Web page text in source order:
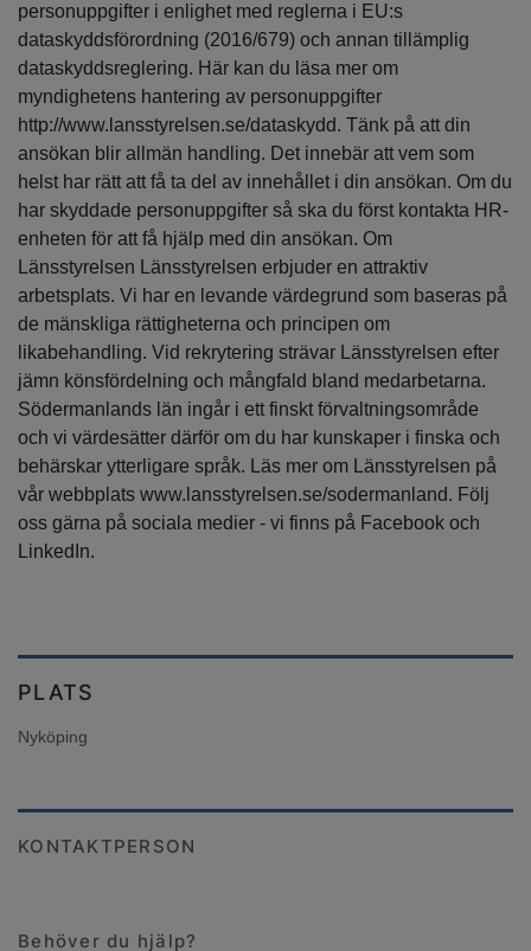
personuppgifter i enlighet med reglerna i EU:s
dataskyddsförordning (2016/679) och annan tillämplig
dataskyddsreglering. Här kan du läsa mer om
myndighetens hantering av personuppgifter
http://www.lansstyrelsen.se/dataskydd. Tänk på att din
ansökan blir allmän handling. Det innebär att vem som
helst har rätt att få ta del av innehållet i din ansökan. Om du
har skyddade personuppgifter så ska du först kontakta HR-
enheten för att få hjälp med din ansökan. Om
Länsstyrelsen Länsstyrelsen erbjuder en attraktiv
arbetsplats. Vi har en levande värdegrund som baseras på
de mänskliga rättigheterna och principen om
likabehandling. Vid rekrytering strävar Länsstyrelsen efter
jämn könsfördelning och mångfald bland medarbetarna.
Södermanlands län ingår i ett finskt förvaltningsområde
och vi värdesätter därför om du har kunskaper i finska och
behärskar ytterligare språk. Läs mer om Länsstyrelsen på
vår webbplats www.lansstyrelsen.se/sodermanland. Följ
oss gärna på sociala medier - vi finns på Facebook och
LinkedIn.
PLATS
Nyköping
KONTAKTPERSON
Behöver du hjälp?